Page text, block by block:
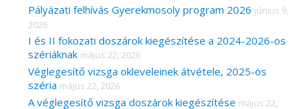
Pályázati felhívás Gyerekmosoly program 2026 június 9,
2026
I és II fokozati doszárok kiegészítése a 2024-2026-os
szériáknak május 22, 2026
Véglegesítő vizsga okleveleinek átvétele, 2025-ös
széria május 22, 2026
A véglegesítő vizsga doszárok kiegészítése május 22,